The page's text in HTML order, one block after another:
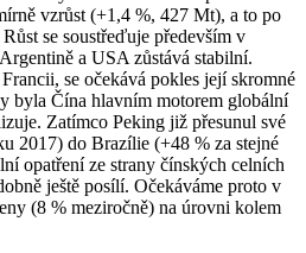
vzrůst (+1,4 %, 427 Mt), a to po
se soustřeďuje především v
a USA zůstává stabilní.
se očekává pokles její skromné
byla Čína hlavním motorem globální
Zatímco Peking již přesunul své
2017) do Brazílie (+48 % za stejné
opatření ze strany čínských celních
ještě posílí. Očekáváme proto v
(8 % meziročně) na úrovni kolem